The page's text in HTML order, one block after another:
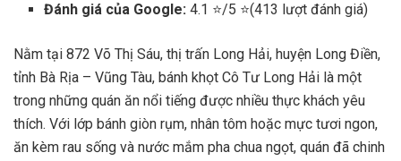
Đánh giá của Google:4.1 ⭐/5 ⭐(413 lượt đánh giá)
Nằm tại 872 Võ Thị Sáu, thị trấn Long Hải, huyện Long Điền,
tỉnh Bà Rịa – Vũng Tàu, bánh khọt Cô Tư Long Hải là một
trong những quán ăn nổi tiếng được nhiều thực khách yêu
thích. Với lớp bánh giòn rụm, nhân tôm hoặc mực tươi ngon,
ăn kèm rau sống và nước mắm pha chua ngọt, quán đã chinh